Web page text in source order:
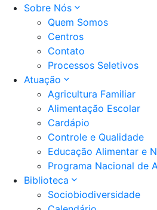
Sobre Nós
Quem Somos
Centros
Contato
Processos Seletivos
Atuação
Agricultura Familiar
Alimentação Escolar
Cardápio
Controle e Qualidade
Educação Alimentar e
Programa Nacional de
Biblioteca
Sociobiodiversidade